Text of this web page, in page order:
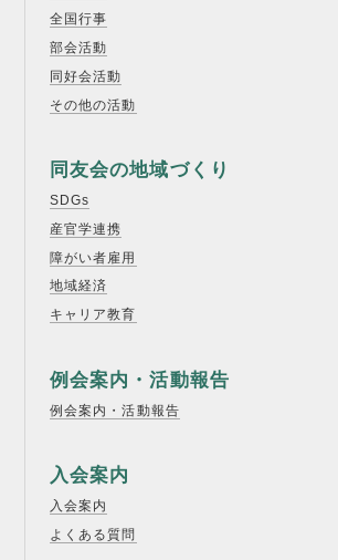
全国行事
部会活動
同好会活動
その他の活動
同友会の地域づくり
SDGs
産官学連携
障がい者雇用
地域経済
キャリア教育
例会案内・活動報告
例会案内・活動報告
入会案内
入会案内
よくある質問